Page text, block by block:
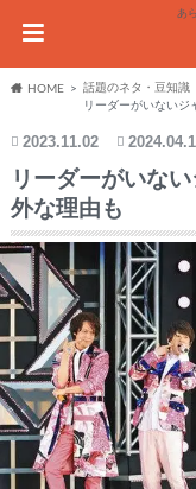
あ
HOME
話題のネタ・豆知識
リーダーがいないジ
2023.11.02
リーダーがいな
外な理由も